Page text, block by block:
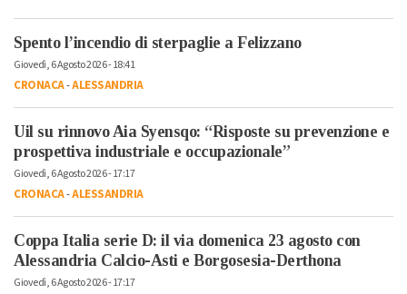
Spento l’incendio di sterpaglie a Felizzano
Giovedì, 6 Agosto 2026 - 18:41
CRONACA-ALESSANDRIA
Uil su rinnovo Aia Syensqo: “Risposte su prevenzione e
prospettiva industriale e occupazionale”
Giovedì, 6 Agosto 2026 - 17:17
CRONACA-ALESSANDRIA
Coppa Italia serie D: il via domenica 23 agosto con
Alessandria Calcio-Asti e Borgosesia-Derthona
Giovedì, 6 Agosto 2026 - 17:17